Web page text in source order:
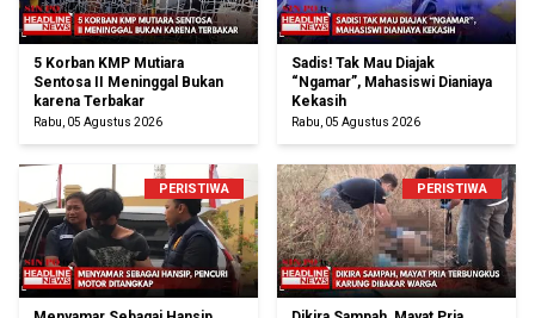
5 Korban KMP Mutiara
Sentosa II Meninggal Bukan
karena Terbakar
Rabu, 05 Agustus 2026
Sadis! Tak Mau Diajak
“Ngamar”, Mahasiswi Dianiaya
Kekasih
Rabu, 05 Agustus 2026
PERISTIWA PERISTIWA